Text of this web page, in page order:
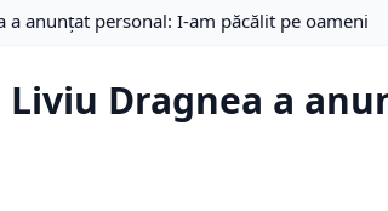
anunțat personal: I-am păcălit pe oameni
Dragnea a